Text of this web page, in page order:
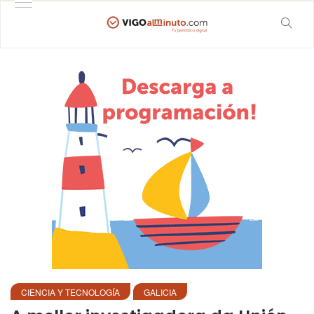
CIENCIA Y TECNOLOGÍA GALICIA